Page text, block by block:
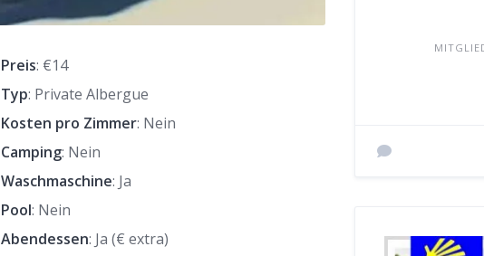
Preis: €14
Typ: Private Albergue
Kosten pro Zimmer: Nein
Camping: Nein
Waschmaschine: Ja
Pool: Nein
Abendessen: Ja (€ extra)